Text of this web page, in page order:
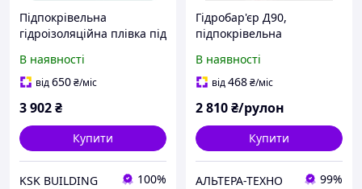
Підпокрівельна
гідроізоляційна плівка під
Антиконденсат JUTA H130
1,5х50м
В наявності
від650₴/міс
3 902₴
Купити
KSK BUILDING 100%
Гідробар'єр Д90,
підпокрівельна
Juta
В наявності
від468₴/міс
2 810₴/рулон
Купити
АЛЬТЕРА-ТЕХНО 99%